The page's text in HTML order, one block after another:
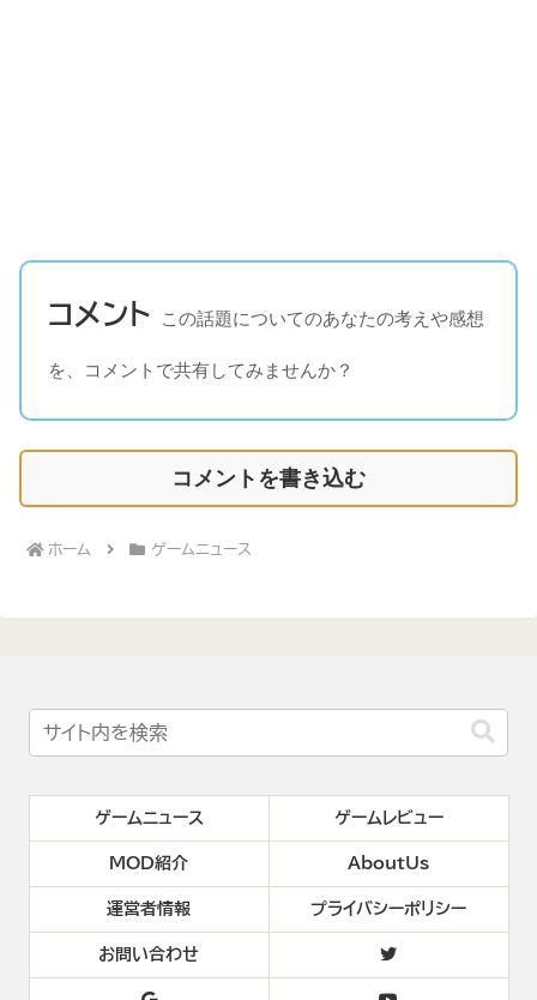
コメント この話題についてのあなたの考えや感想
を、コメントで共有してみませんか？
コメントを書き込む
ホーム ゲームニュース
ゲームニュース ゲームレビュー
MOD紹介 AboutUs
運営者情報 プライバシーポリシー
お問い合わせ